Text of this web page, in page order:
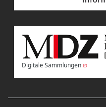
Digitale Sammlungen